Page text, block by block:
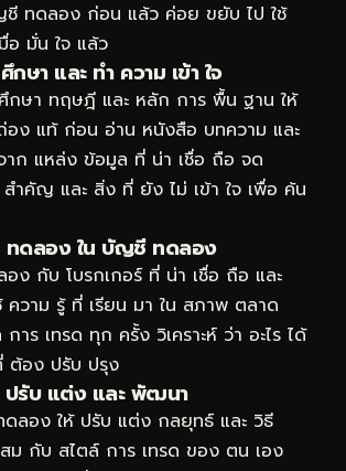
ทดลอง ก่อน แล้ว ค่อย ขยับ ไป ใช้
อ มั่น ใจ แล้ว
ษา และ ทำ ความ เข้า ใจ
กษา ทฤษฎี และ หลัก การ พื้น ฐาน ให้
อง แท้ ก่อน อ่าน หนังสือ บทความ และ
าก แหล่ง ข้อมูล ที่ น่า เชื่อ ถือ จด
สำคัญ และ สิ่ง ที่ ยัง ไม่ เข้า ใจ เพื่อ ค้น
ดลอง ใน บัญชี ทดลอง
ง กับ โบรกเกอร์ ที่ น่า เชื่อ ถือ และ
ความ รู้ ที่ เรียน มา ใน สภาพ ตลาด
าร เทรด ทุก ครั้ง วิเคราะห์ ว่า อะไร ได้
ต้อง ปรับ ปรุง
รับ แต่ง และ พัฒนา
ลอง ให้ ปรับ แต่ง กลยุทธ์ และ วิธี
สม กับ สไตล์ การ เทรด ของ ตน เอง